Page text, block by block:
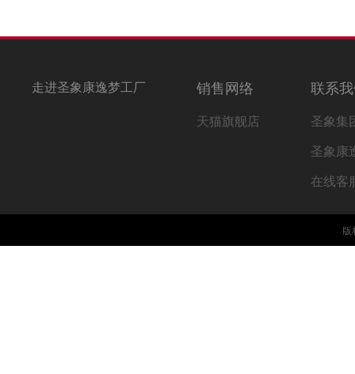
走进圣象康逸梦工厂 销售网络
天猫旗舰店
联系
圣象集
圣象康
在线客
版